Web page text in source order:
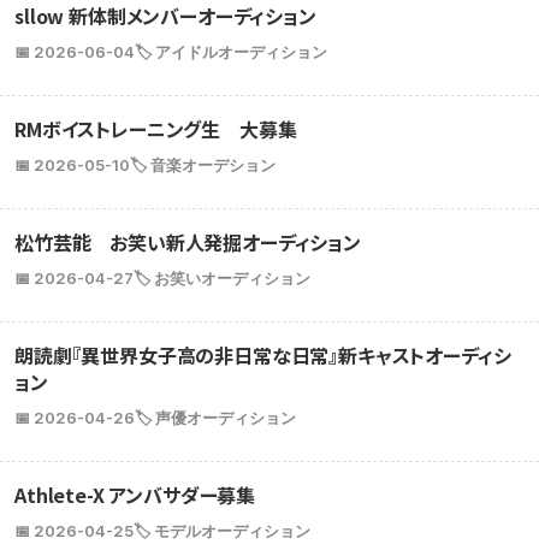
sllow 新体制メンバーオーディション
📅 2026-06-04🏷️ アイドルオーディション
RMボイストレーニング生 大募集
📅 2026-05-10🏷️ 音楽オーデション
松竹芸能 お笑い新人発掘オーディション
📅 2026-04-27🏷️ お笑いオーディション
朗読劇『異世界女子高の非日常な日常』新キャストオーディシ
ョン
📅 2026-04-26🏷️ 声優オーディション
Athlete-X アンバサダー募集
📅 2026-04-25🏷️ モデルオーディション